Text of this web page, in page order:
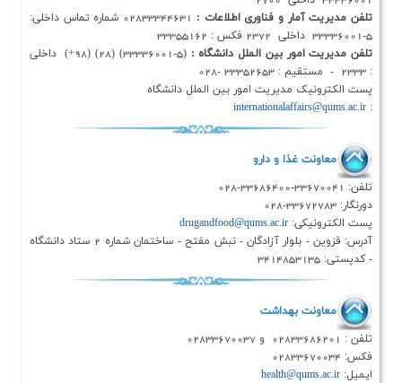
و فناوری اطلاعات : 02833344631 شماره تماس داخلی:
بین الملل دانشگاه : (5-33336001) (28) (98+) داخلی
مدیریت امور بین الملل دانشگاه
غذا و دارو
drugandfood@qums.ac.ir
آدرس: قزوین - بلوار آزادگان - نبش مفتح - ساختمان شماره 2 ستاد دانشگاه
بهداشت